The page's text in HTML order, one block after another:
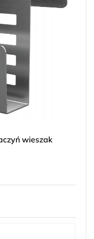
wieszak